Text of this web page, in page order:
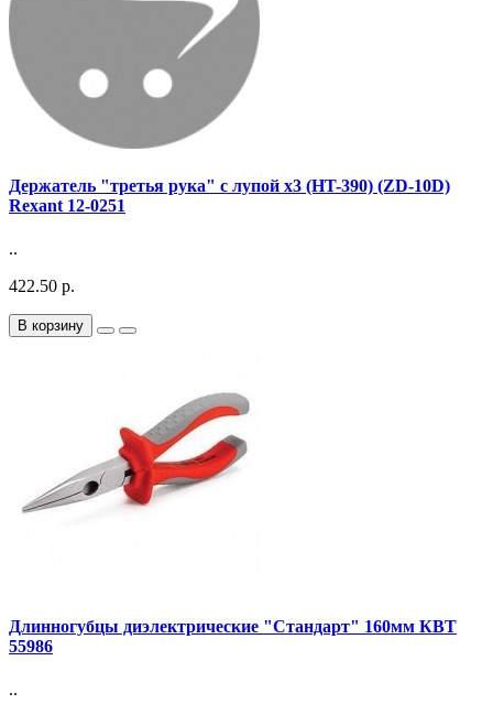
Держатель "третья рука" с лупой х3 (HT-390) (ZD-10D)
Rexant 12-0251
..
422.50 р.
В корзину
Длинногубцы диэлектрические "Стандарт" 160мм КВТ
55986
..